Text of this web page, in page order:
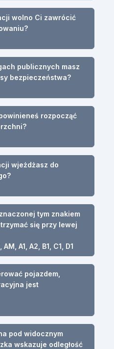
wolno Ci zawrócić
publicznych masz
bezpieczeństwa?
rozpocząć
wjeżdżasz do
tym znakiem
się przy lewej
A1, A2, B1, C1, D1
pojazdem,
jest
pod widocznym
wskazuje odległość